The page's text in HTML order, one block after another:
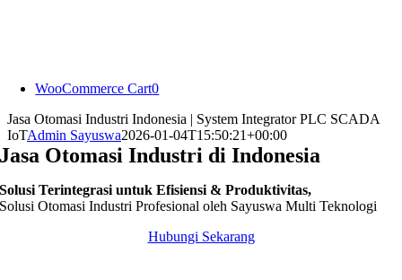
WooCommerce Cart0
Jasa Otomasi Industri Indonesia | System Integrator PLC SCADA
IoTAdmin Sayuswa2026-01-04T15:50:21+00:00
Jasa Otomasi Industri di Indonesia
Solusi Terintegrasi untuk Efisiensi & Produktivitas,
Solusi Otomasi Industri Profesional oleh Sayuswa Multi Teknologi
Hubungi Sekarang